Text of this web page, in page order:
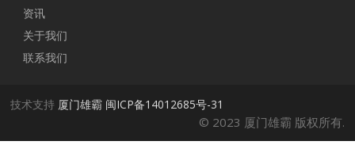
资讯
关于我们
联系我们
技术支持 厦门雄霸 闽ICP备14012685号-31
© 2023 厦门雄霸 版权所有.